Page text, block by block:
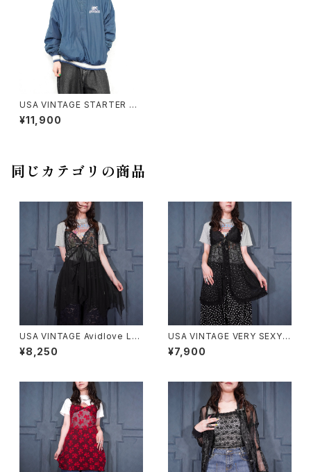
USA VINTAGE STARTER PE
NN STATE EMBROIDERY D
ESIGN GAME SHIRT/アメリカ
¥11,900
同じカテゴリの商品
USA VINTAGE Avidlove LA
CE RIBBON DESIGN LINGER
IE CAMISOLE/アメリカ古着レ
¥8,250
USA VINTAGE VERY SEXY R
IBBON DESIGN LACE CAMI
SOLE/アメリカ古着リボンデザ
¥7,900